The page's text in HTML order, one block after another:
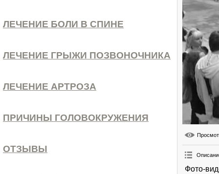
ЛЕЧЕНИЕ БОЛИ В СПИНЕ
ЛЕЧЕНИЕ ГРЫЖИ ПОЗВОНОЧНИКА
ЛЕЧЕНИЕ АРТРОЗА
ПРИЧИНЫ ГОЛОВОКРУЖЕНИЯ
ОТЗЫВЫ
Фото-